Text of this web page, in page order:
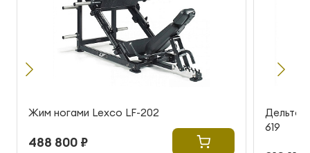
Жим ногами Lexco LF-202
488 800 ₽
619